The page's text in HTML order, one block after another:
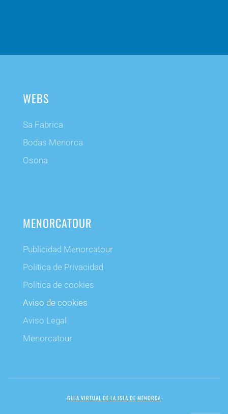
WEBS
Sa Fabrica
Bodas Menorca
Osona
MENORCATOUR
Publicidad Menorcatour
Política de Privacidad
Política de cookies
Aviso de cookies
Aviso Legal
Menorcatour
GUIA VIRTUAL DE LA ISLA DE MENORCA